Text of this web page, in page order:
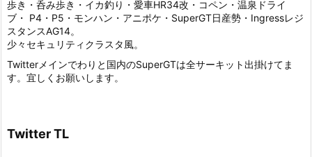
歩き・呑み歩き・イカ釣り・愛車HR34改・コペン・温泉ドライ
ブ・ P4・P5・モンハン・アニポケ・SuperGT日産勢・Ingressレジ
スタンスAG14。
少々セキュリティクラスタ風。
Twitterメインでわりと国内のSuperGTは全サーキット出掛けてま
す。宜しくお願いします。
Twitter TL